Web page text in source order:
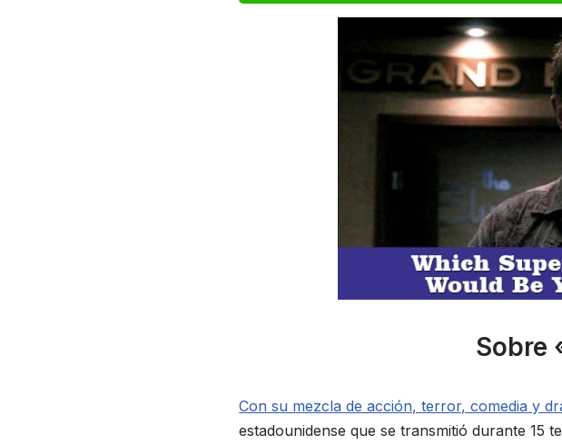
Sobre
Con su mezcla de acción, terror, comedia y
estadounidense que se transmitió durante 15